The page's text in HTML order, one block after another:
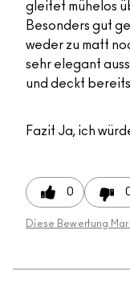
gleitet mühelos
Besonders gut
weder zu matt
sehr elegant
und deckt
Fazit Ja, ich
0
Diese Bewertung